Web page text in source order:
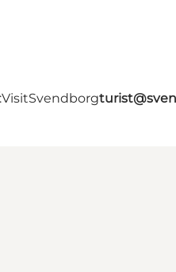
VisitSvendborg